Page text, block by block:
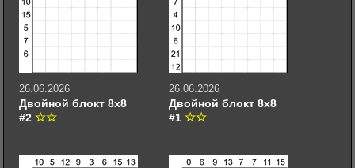
26.06.2026
Двойной блокт 8х8
#2
26.06.2026
Двойной блокт 8х8
#1